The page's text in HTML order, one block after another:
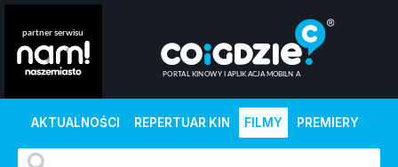
AKTUALNOŚCI REPERTUAR KIN FILMY PREMIERY